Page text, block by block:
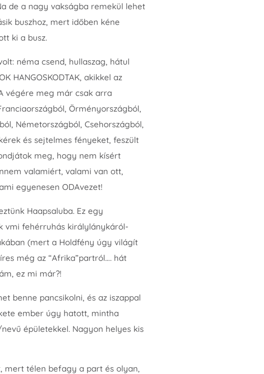
de a nagy vakságba remekül lehet
buszhoz, mert időben kéne
ki a busz.
néma csend, hullaszag, hátul
HANGOSKODTAK, akikkel az
végére meg már csak arra
Örményországból,
Németországból, Csehországból,
és sejtelmes fényeket, feszült
meg, hogy nem kísért
valamiért, valami van ott,
egyenesen ODAvezet!
Haapsaluba. Ez egy
vmi fehérruhás királylánykáról-
(mert a Holdfény úgy világít
még az “Afrika”partról…. hát
ez mi már?!
benne pancsikolni, és az iszappal
ember úgy hatott, mintha
épületekkel. Nagyon helyes kis
mert télen befagy a part és olyan,